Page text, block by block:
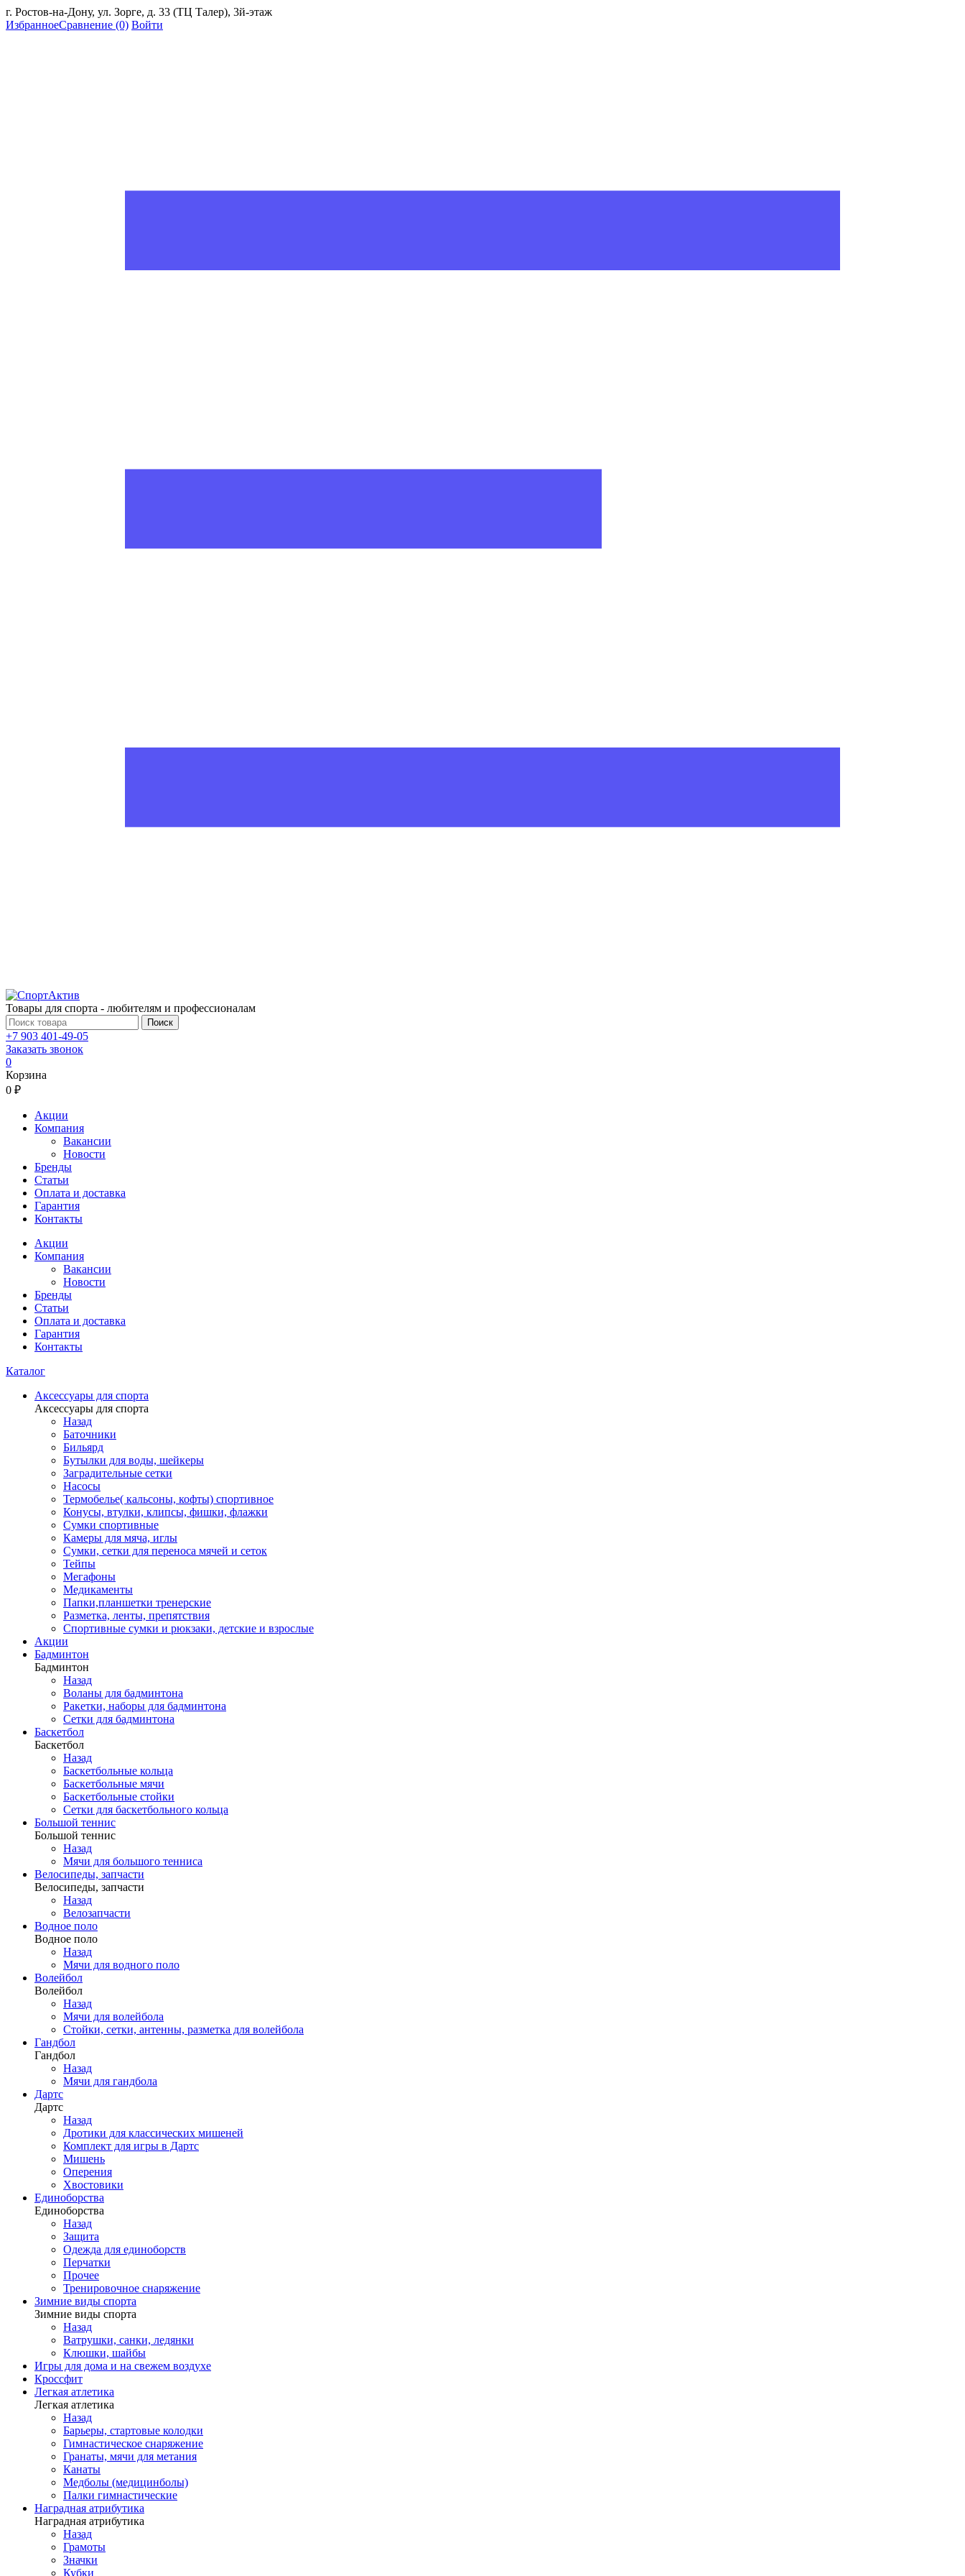
г. Ростов-на-Дону, ул. Зорге, д. 33 (ТЦ Талер), 3й-этаж
ИзбранноеСравнение (0) Войти
Товары для спорта - любителям и профессионалам
Поиск
+7 903 401-49-05
Заказать звонок
0
Корзина
0 ₽
Акции
Компания
Вакансии
Новости
Бренды
Статьи
Оплата и доставка
Гарантия
Контакты
Акции
Компания
Вакансии
Новости
Бренды
Статьи
Оплата и доставка
Гарантия
Контакты
Каталог
Аксессуары для спорта
Аксессуары для спорта
Назад
Баточники
Бильярд
Бутылки для воды, шейкеры
Заградительные сетки
Насосы
Термобелье( кальсоны, кофты) спортивное
Конусы, втулки, клипсы, фишки, флажки
Сумки спортивные
Камеры для мяча, иглы
Сумки, сетки для переноса мячей и сеток
Тейпы
Мегафоны
Медикаменты
Папки,планшетки тренерские
Разметка, ленты, препятствия
Спортивные сумки и рюкзаки, детские и взрослые
Акции
Бадминтон
Бадминтон
Назад
Воланы для бадминтона
Ракетки, наборы для бадминтона
Сетки для бадминтона
Баскетбол
Баскетбол
Назад
Баскетбольные кольца
Баскетбольные мячи
Баскетбольные стойки
Сетки для баскетбольного кольца
Большой теннис
Большой теннис
Назад
Мячи для большого тенниса
Велосипеды, запчасти
Велосипеды, запчасти
Назад
Велозапчасти
Водное поло
Водное поло
Назад
Мячи для водного поло
Волейбол
Волейбол
Назад
Мячи для волейбола
Стойки, сетки, антенны, разметка для волейбола
Гандбол
Гандбол
Назад
Мячи для гандбола
Дартс
Дартс
Назад
Дротики для классических мишеней
Комплект для игры в Дартс
Мишень
Оперения
Хвостовики
Единоборства
Единоборства
Назад
Защита
Одежда для единоборств
Перчатки
Прочее
Тренировочное снаряжение
Зимние виды спорта
Зимние виды спорта
Назад
Ватрушки, санки, ледянки
Клюшки, шайбы
Игры для дома и на свежем воздухе
Кроссфит
Легкая атлетика
Легкая атлетика
Назад
Барьеры, стартовые колодки
Гимнастическое снаряжение
Гранаты, мячи для метания
Канаты
Медболы (медицинболы)
Палки гимнастические
Наградная атрибутика
Наградная атрибутика
Назад
Грамоты
Значки
Кубки